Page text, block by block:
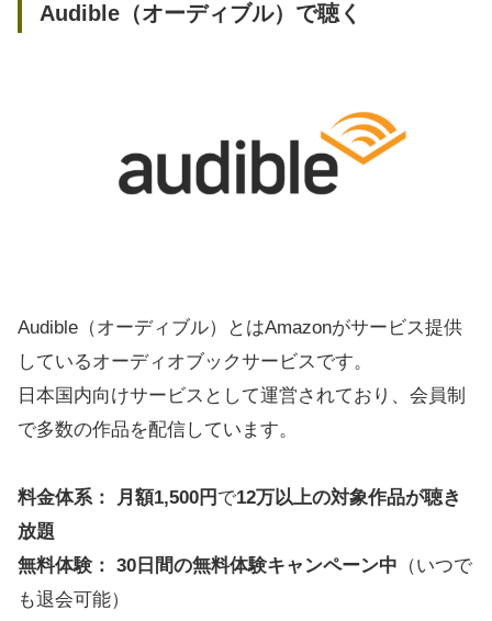
Audible（オーディブル）で聴く
Audible（オーディブル）とはAmazonがサービス提供
しているオーディオブックサービスです。
日本国内向けサービスとして運営されており、会員制
で多数の作品を配信しています。
料金体系： 月額1,500円 で12万以上の対象作品が聴き
放題
無料体験： 30日間の無料体験キャンペーン中 （いつで
も退会可能）